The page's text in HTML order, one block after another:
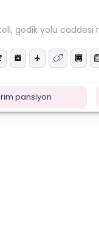
gedik yolu caddesi
pansiyon